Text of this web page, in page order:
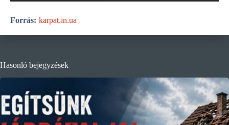
Forrás: karpat.in.ua
Hasonló bejegyzések